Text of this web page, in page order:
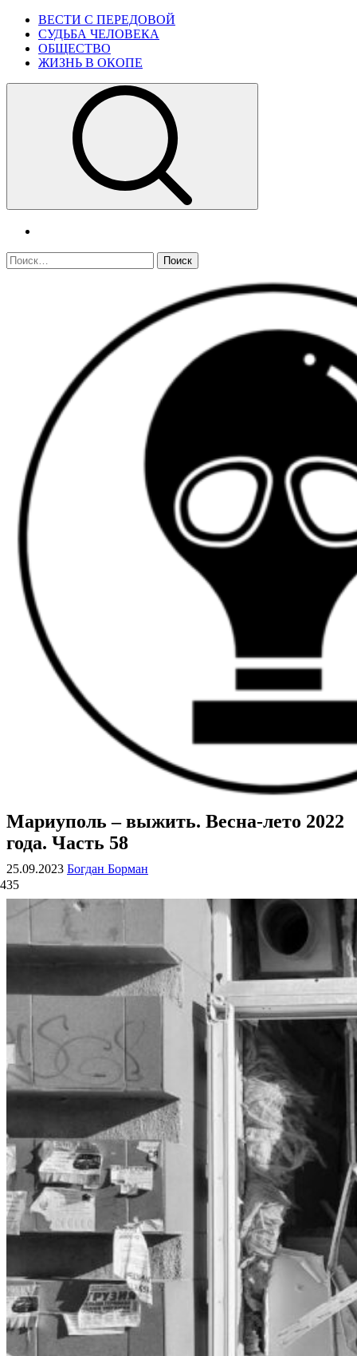
Skip
content
Primary
Menu
ВЕСТИ С ПЕРЕДОВОЙ
СУДЬБА ЧЕЛОВЕКА
ОБЩЕСТВО
ЖИЗНЬ В ОКОПЕ
Найти:
ВОЕННЫЕ СТРАНИЦЫ
СТАТЬИ ВОЕННОЙ ТЕМАТИКИ
Мариуполь – выжить. Весна-лето 2022
года. Часть 58
25.09.2023 Богдан Борман
435